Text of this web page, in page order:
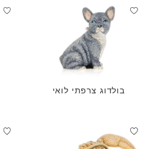
בולדוג צרפתי לואי